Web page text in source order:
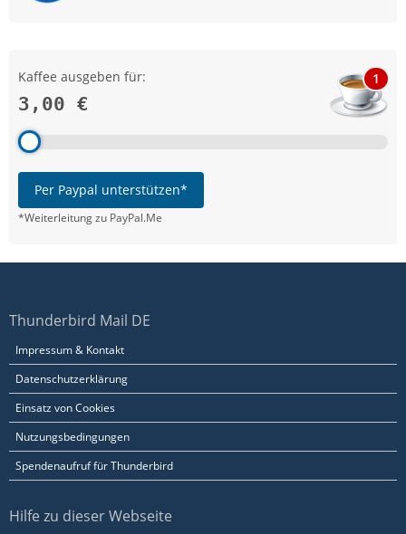
Kaffee ausgeben für:
3,00 €
1
Per Paypal unterstützen*
*Weiterleitung zu PayPal.Me
Thunderbird Mail DE
Impressum & Kontakt
Datenschutzerklärung
Einsatz von Cookies
Nutzungsbedingungen
Spendenaufruf für Thunderbird
Hilfe zu dieser Webseite